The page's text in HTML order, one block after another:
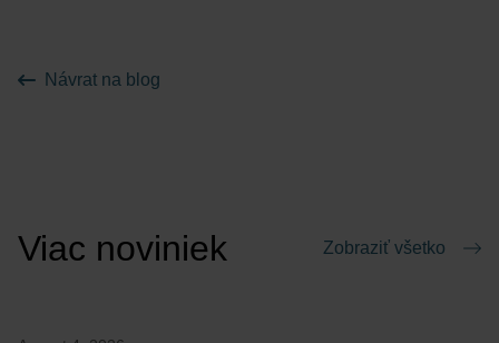
Návrat na blog
Viac noviniek Zobraziť všetko